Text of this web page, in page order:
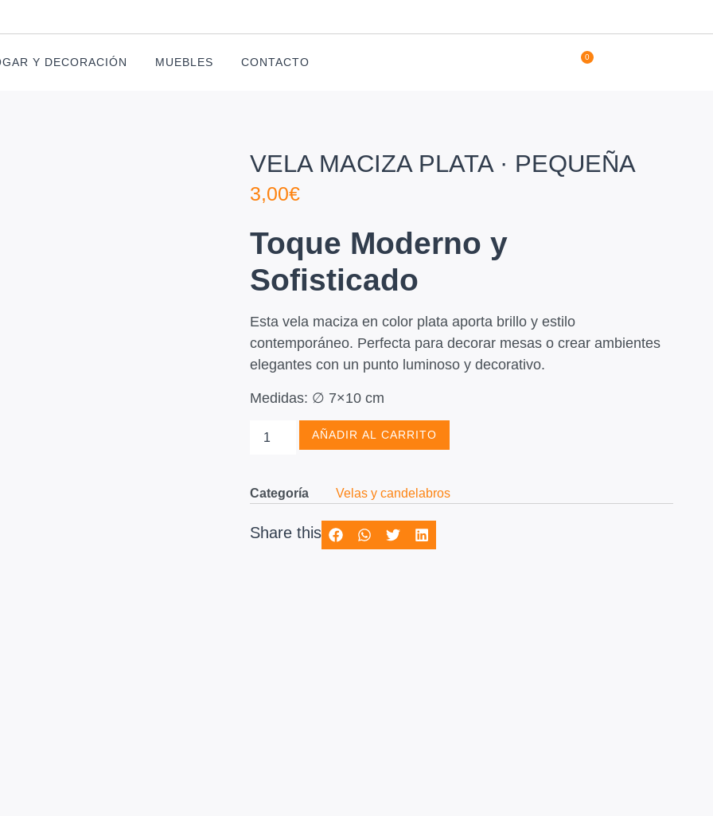
Y DECORACIÓN MUEBLES CONTACTO 0
VELA MACIZA PLATA · PEQUEÑA
3,00€
Toque Moderno y
Sofisticado
Esta vela maciza en color plata aporta brillo y estilo
contemporáneo. Perfecta para decorar mesas o crear ambientes
elegantes con un punto luminoso y decorativo.
Medidas: ∅ 7×10 cm
AÑADIR AL CARRITO
Categoría Velas y candelabros
Share this